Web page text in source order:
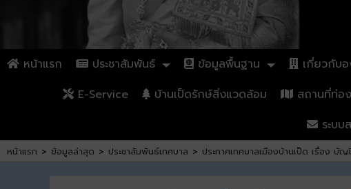
หน้าแรก ประชาสัมพันธ์ ข้อมูลพื้นฐาน เกี่ยวกับ
E-Service
บ้านเป็ดรักษ์สิ่งแวดล้อม สถานที่ท่อ
ระบบ
หน้าแรก > ข้อมูลล่าสุด > ประชาสัมพันธ์เทศบาล > ประกาศเทศบาลเมืองบ้านเป็ด เรื่อง